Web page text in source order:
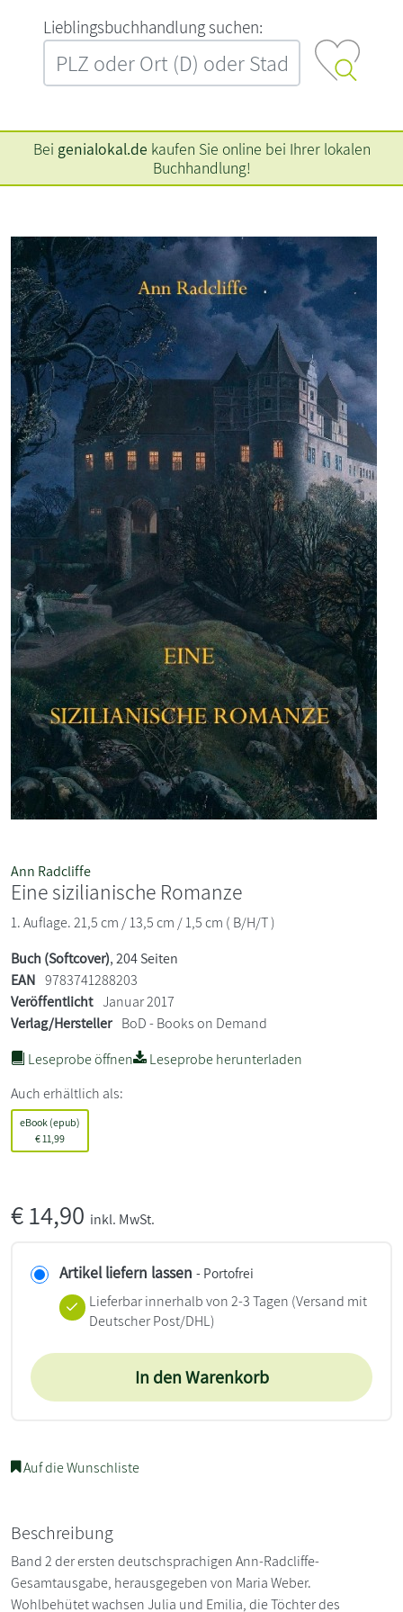
L‍i‍e‍b‍l‍i‍n‍g‍s‍b‍u‍c‍h‍h‍a‍n‍d‍l‍u‍n‍g‍ ‍s‍u‍c‍h‍e‍n‍:‍
Bei genialokal.de kaufen Sie online bei Ihrer lokalen
Buchhandlung!
Ann Radcliffe
Eine sizilianische Romanze
1. Auflage. 21,5 cm / 13,5 cm / 1,5 cm ( B/H/T )
Buch (Softcover), 204 Seiten
EAN 9783741288203
Veröffentlicht Januar 2017
Verlag/Hersteller BoD - Books on Demand
Leseprobe öffnen
Leseprobe herunterladen
Auch erhältlich als:
eBook (epub)
€ 11,99
€14,90 inkl. MwSt.
Artikel liefern lassen - Portofrei
Lieferbar innerhalb von 2-3 Tagen (Versand mit
Deutscher Post/DHL)
In den Warenkorb
Auf die Wunschliste
Beschreibung
Band 2 der ersten deutschsprachigen Ann-Radcliffe-
Gesamtausgabe, herausgegeben von Maria Weber.
Wohlbehütet wachsen Julia und Emilia, die Töchter des